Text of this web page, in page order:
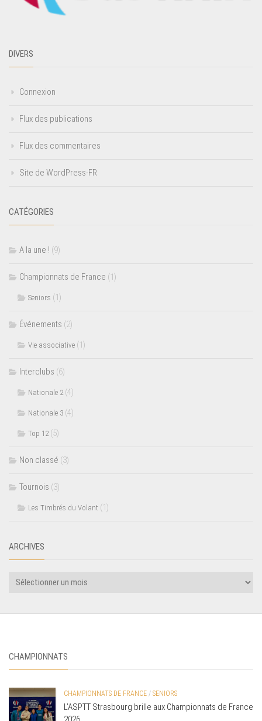
DIVERS
Connexion
Flux des publications
Flux des commentaires
Site de WordPress-FR
CATÉGORIES
A la une ! (9)
Championnats de France (1)
Seniors (1)
Événements (2)
Vie associative (1)
Interclubs (6)
Nationale 2 (4)
Nationale 3 (4)
Top 12 (5)
Non classé (3)
Tournois (3)
Les Timbrés du Volant (1)
ARCHIVES
CHAMPIONNATS
CHAMPIONNATS DE FRANCE / SENIORS
L’ASPTT Strasbourg brille aux Championnats de France